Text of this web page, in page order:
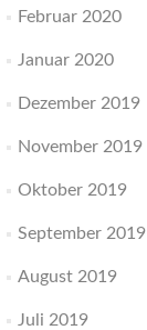
Februar 2020
Januar 2020
Dezember 2019
November 2019
Oktober 2019
September 2019
August 2019
Juli 2019